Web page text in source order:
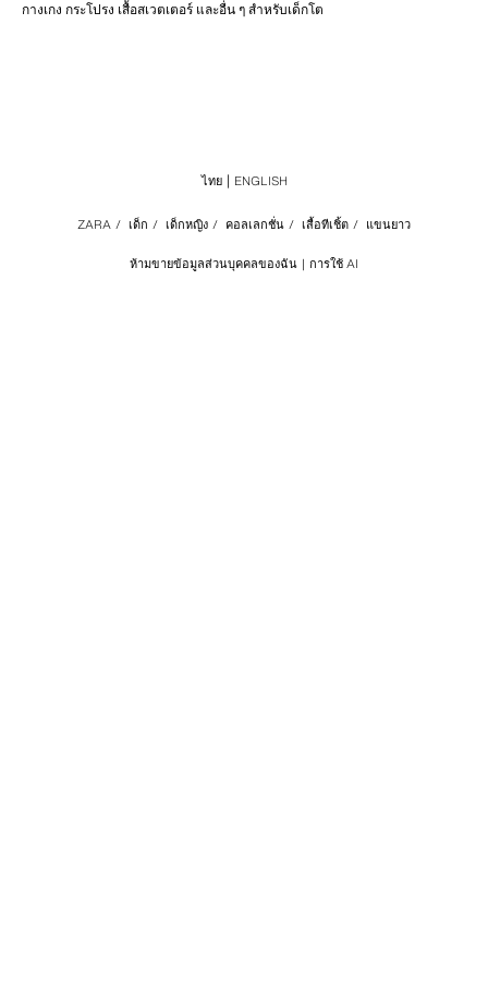
กางเกง กระโปรง เสื้อสเวตเตอร์ และอื่น ๆ สำหรับเด็กโต
ห้ามขายข้อมูลส่วนบุคคลของฉัน การใช้ AI
ZARA / เด็ก / เด็กหญิง / คอลเลกชั่น / เสื้อทีเชิ้ต / แขนยาว
ไทย ENGLISH